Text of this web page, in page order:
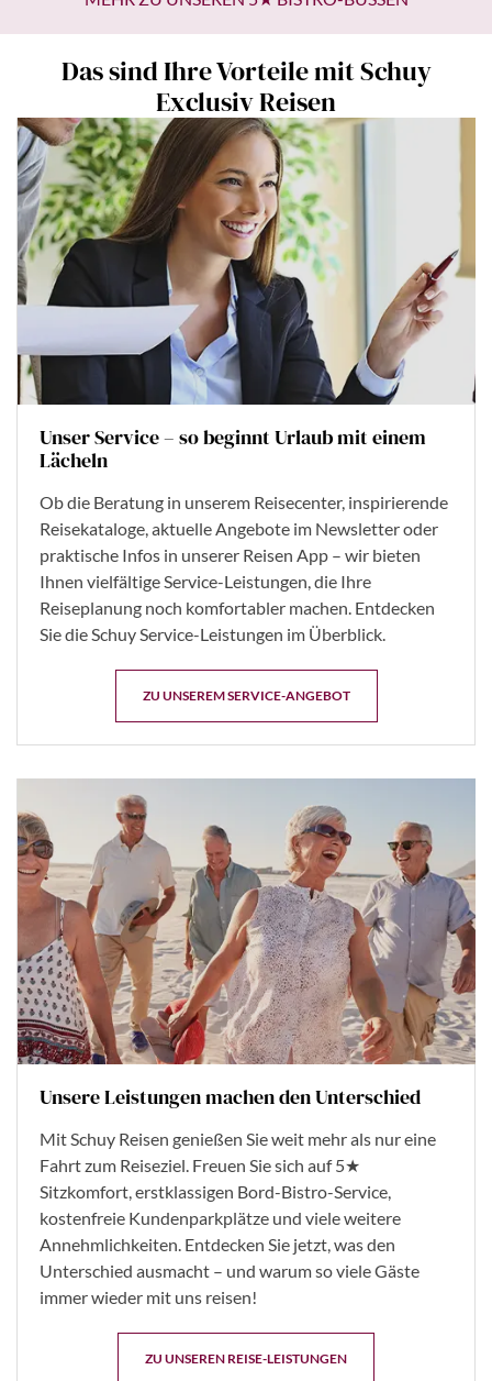
Das sind Ihre Vorteile mit Schuy
Exclusiv Reisen
Unser Service – so beginnt Urlaub mit einem
Lächeln
Ob die Beratung in unserem Reisecenter, inspirierende
Reisekataloge, aktuelle Angebote im Newsletter oder
praktische Infos in unserer Reisen App – wir bieten
Ihnen vielfältige Service-Leistungen, die Ihre
Reiseplanung noch komfortabler machen. Entdecken
Sie die Schuy Service-Leistungen im Überblick.
ZU UNSEREM SERVICE-ANGEBOT
Unsere Leistungen machen den Unterschied
Mit Schuy Reisen genießen Sie weit mehr als nur eine
Fahrt zum Reiseziel. Freuen Sie sich auf 5★
Sitzkomfort, erstklassigen Bord-Bistro-Service,
kostenfreie Kundenparkplätze und viele weitere
Annehmlichkeiten. Entdecken Sie jetzt, was den
Unterschied ausmacht – und warum so viele Gäste
immer wieder mit uns reisen!
ZU UNSEREN REISE-LEISTUNGEN